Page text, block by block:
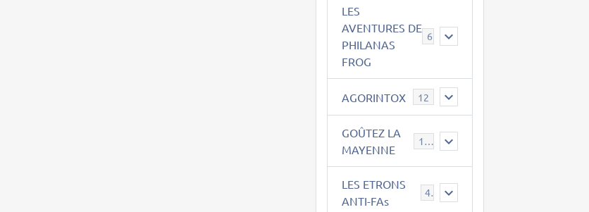
LES
AVENTURES DE
PHILANAS
FROG
AGORINTOX 12
GOÛTEZ LA
MAYENNE
189
LES ETRONS
ANTI-FAs
4